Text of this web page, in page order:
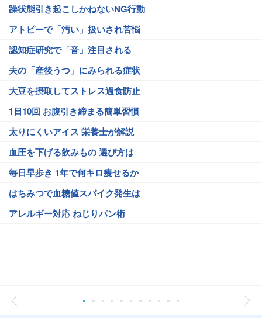
躁状態引き起こしかねないNG行動
アトピーで「汚い」扱いされ苦悩
認知症研究で「音」注目される
夫の「産後うつ」にみられる症状
大豆を摂取してストレス過食防止
1日10回 お腹引き締まる簡単習慣
太りにくいアイス 栄養士が解説
血圧を下げる飲みもの 選び方は
毎日早歩き 1年で何キロ痩せるか
はちみつで血糖値スパイク発生は
アレルギー対応 ねじりパン術